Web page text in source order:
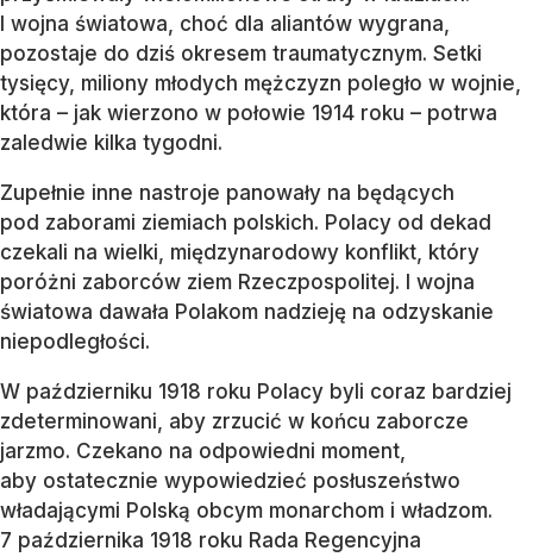
I wojna światowa, choć dla aliantów wygrana,
pozostaje do dziś okresem traumatycznym. Setki
tysięcy, miliony młodych mężczyzn poległo w wojnie,
która – jak wierzono w połowie 1914 roku – potrwa
zaledwie kilka tygodni.
Zupełnie inne nastroje panowały na będących
pod zaborami ziemiach polskich. Polacy od dekad
czekali na wielki, międzynarodowy konflikt, który
poróżni zaborców ziem Rzeczpospolitej. I wojna
światowa dawała Polakom nadzieję na odzyskanie
niepodległości.
W październiku 1918 roku Polacy byli coraz bardziej
zdeterminowani, aby zrzucić w końcu zaborcze
jarzmo. Czekano na odpowiedni moment,
aby ostatecznie wypowiedzieć posłuszeństwo
władającymi Polską obcym monarchom i władzom.
7 października 1918 roku Rada Regencyjna